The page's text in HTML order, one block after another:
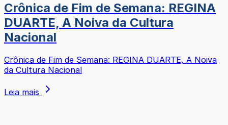
Crônica de Fim de Semana: REGINA
DUARTE, A Noiva da Cultura
Nacional
Crônica de Fim de Semana: REGINA DUARTE, A Noiva
da Cultura Nacional
Leia mais